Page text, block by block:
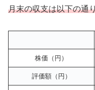
月末の収支は以下の通
株価（円）
評価額（円）